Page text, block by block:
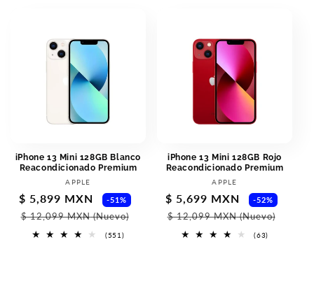
iPhone 13 Mini 128GB Blanco
Reacondicionado Premium
Vendor:
APPLE
Sale
price
$ 5,899 MXN -51%
Regular
$ 12,099 MXN(Nuevo)
(551)551
iPhone 13 Mini 128GB Rojo
Reacondicionado Premium
Vendor:
APPLE
Sale
price
$ 5,699 MXN -52%
$ 12,099 MXN(Nuevo)
(63)